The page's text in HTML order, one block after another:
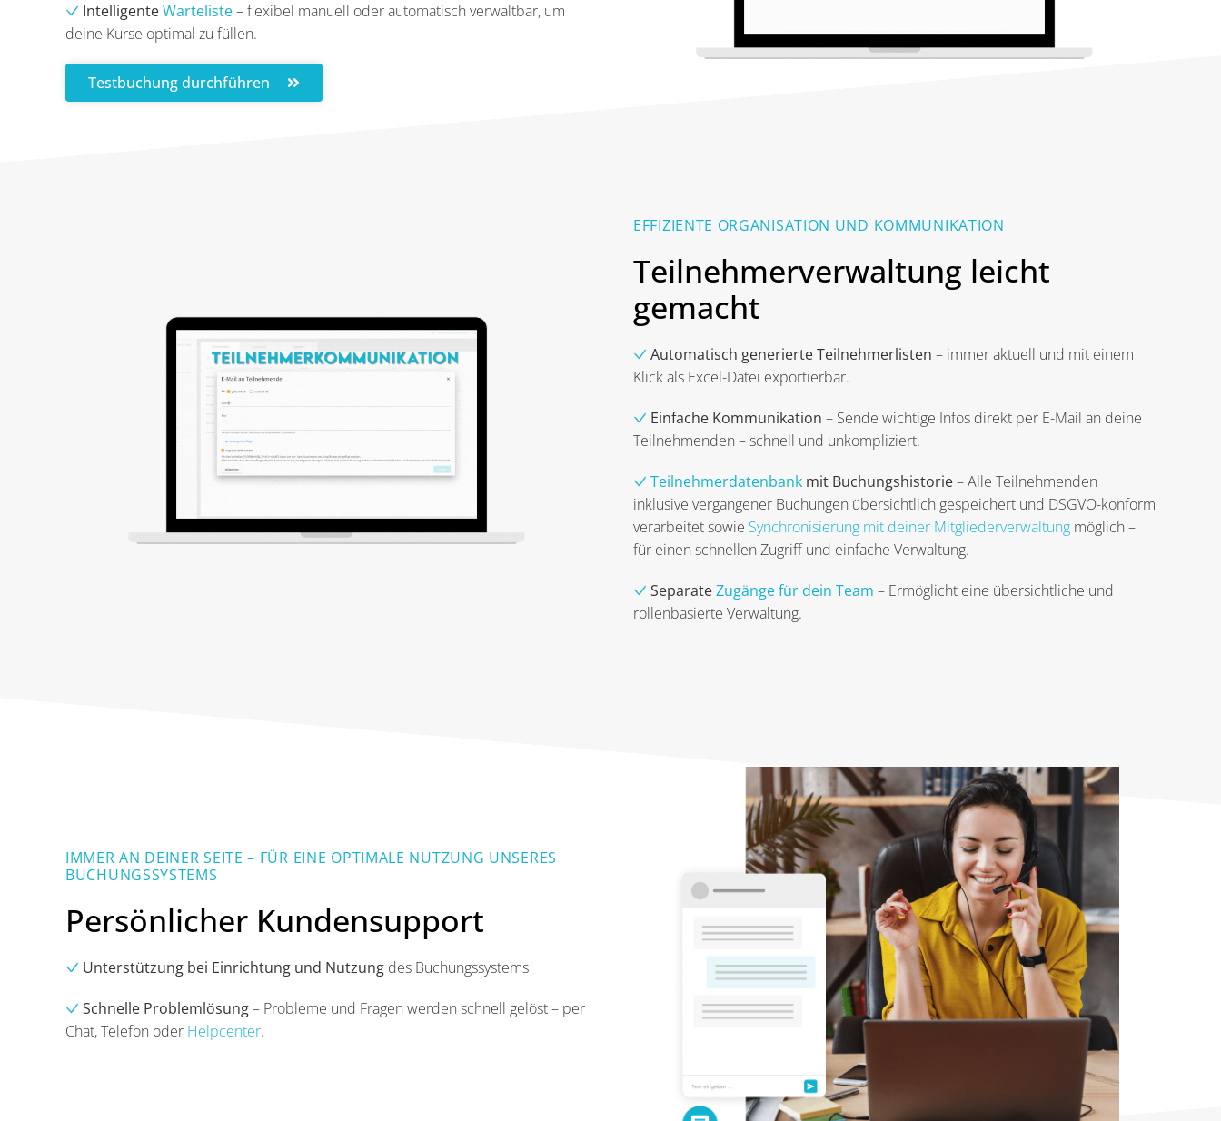
IntelligenteWarteliste– flexibel manuell oder automatisch verwaltbar, um
deine Kurse optimal zu füllen.
Testbuchung durchführen
EFFIZIENTE ORGANISATION UND KOMMUNIKATION
Teilnehmerverwaltung leicht
gemacht
Automatisch generierte Teilnehmerlisten – immer aktuell und mit einem
Klick als Excel-Datei exportierbar.
Einfache Kommunikation – Sende wichtige Infos direkt per E-Mail an deine
Teilnehmenden – schnell und unkompliziert.
Teilnehmerdatenbank mit Buchungshistorie– Alle Teilnehmenden
inklusive vergangener Buchungen übersichtlich gespeichert und DSGVO-konform
verarbeitet sowie Synchronisierung mit deiner Mitgliederverwaltung möglich –
für einen schnellen Zugriff und einfache Verwaltung.
SeparateZugängefür dein Team – Ermöglicht eine übersichtliche und
rollenbasierte Verwaltung.
IMMER AN DEINER SEITE – FÜR EINE OPTIMALE NUTZUNG UNSERES
BUCHUNGSSYSTEMS
Persönlicher Kundensupport
Unterstützung bei Einrichtung und Nutzung des Buchungssystems
Schnelle Problemlösung– Probleme und Fragen werden schnell gelöst – per
Chat, Telefon oder Helpcenter.